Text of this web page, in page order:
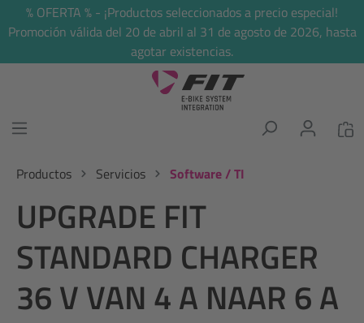
principal
% OFERTA % - ¡Productos seleccionados a precio especial!
Promoción válida del 20 de abril al 31 de agosto de 2026, hasta
agotar existencias.
Productos Servicios Software / TI
UPGRADE FIT
STANDARD CHARGER
36 V VAN 4 A NAAR 6 A